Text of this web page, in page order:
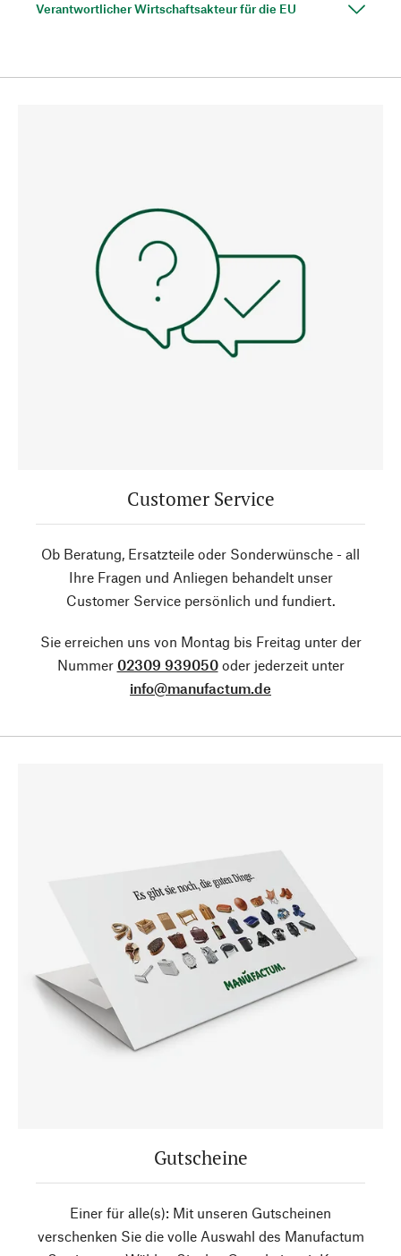
Verantwortlicher Wirtschaftsakteur für die EU
Customer Service
Ob Beratung, Ersatzteile oder Sonderwünsche - all
Ihre Fragen und Anliegen behandelt unser
Customer Service persönlich und fundiert.
Sie erreichen uns von Montag bis Freitag unter der
Nummer 02309 939050oder jederzeit unter
info@manufactum.de
Gutscheine
Einer für alle(s): Mit unseren Gutscheinen
verschenken Sie die volle Auswahl des Manufactum